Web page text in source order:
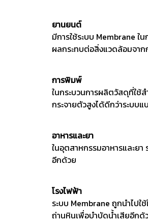
ยานยนต์
มีการใช้ระบบ Membrane
ผลกระทบต่อสิ่งแวดล้อมจา
การพิมพ์
ในกระบวนการผลิตวัสดุที่ใช้
กระจายตัวสูงได้ดีกว่าระบบ
อาหารและยา
ในอุตสาหกรรมอาหารและย
อีกด้วย
โรงไฟฟ้า
ระบบ Membrane ถูกนำไปใ
ถ่านหินเพื่อบำบัดน้ำเสียอีกด้